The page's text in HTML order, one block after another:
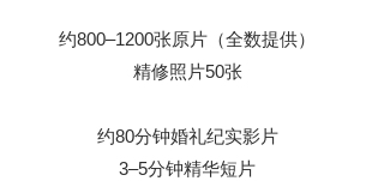
约800–1200张原片（全数提供）
精修照片50张
约80分钟婚礼纪实影片
3–5分钟精华短片